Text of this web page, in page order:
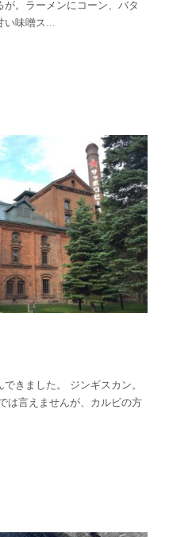
。ラーメンにコーン、バタ
い味噌ス...
きました。 ジンギスカン。
は言えませんが、カルビの方